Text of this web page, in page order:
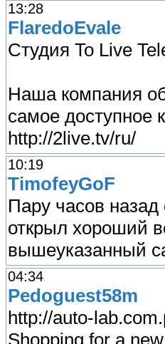
13:28
FlaredoEvale
Студия To Live
Наша компания
самое
http://2live.tv/ru/
10:19
TimofeyGoF
Пару часов назад
открыл хороший
вышеуказанный
04:34
Pedoguest58m
http://auto-
Shopping for a